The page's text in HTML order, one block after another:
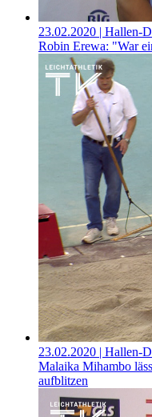
23.02.2020 | Hallen-
Robin Erewa: "War
23.02.2020 | Hallen-
Malaika Mihambo
aufblitzen